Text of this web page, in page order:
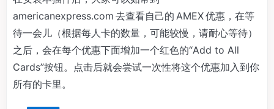
americanexpress.com 去查看自己的 AMEX 优惠，在等
待一会儿（根据每人卡的数量，可能较慢，请耐心等待）
之后，会在每个优惠下面增加一个红色的“Add to All
Cards”按钮。点击后就会尝试一次性将这个优惠加入到你
所有的卡里。